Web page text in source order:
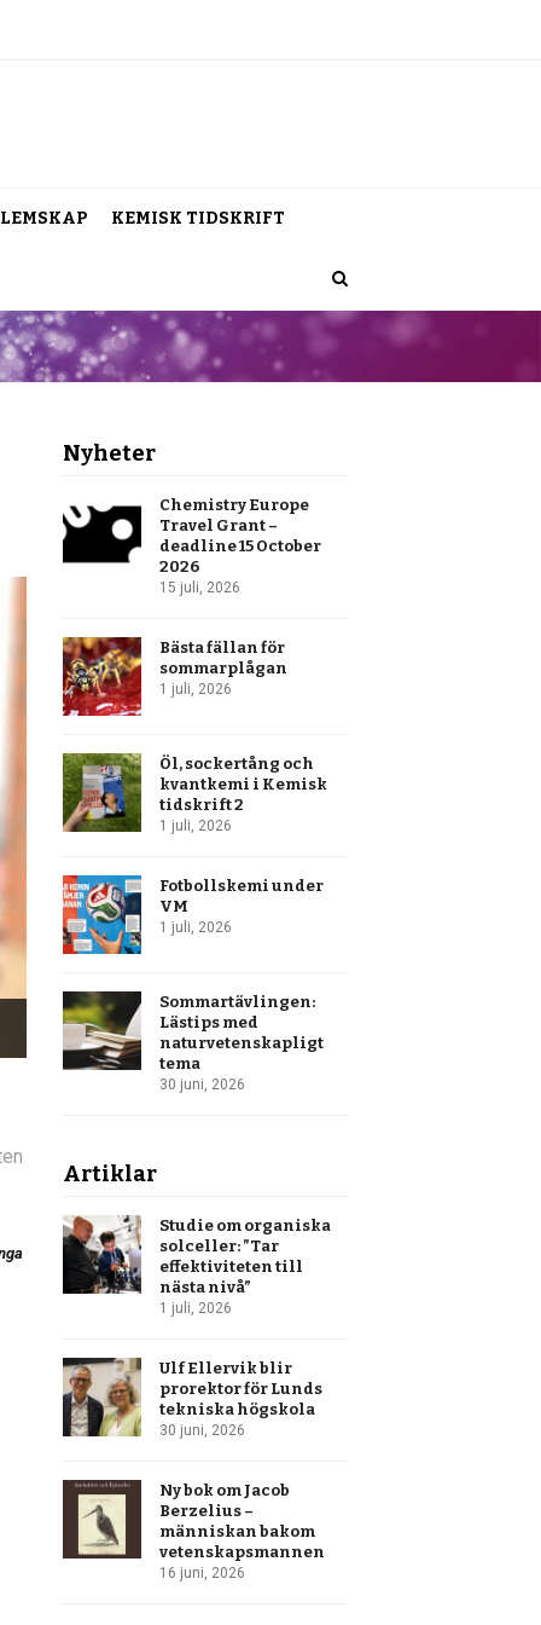
KEMISK TIDSKRIFT
Nyheter
Chemistry Europe
Travel Grant –
deadline 15 October
2026
15 juli, 2026
Bästa fällan för
sommarplågan
1 juli, 2026
Öl, sockertång och
kvantkemi i Kemisk
tidskrift 2
1 juli, 2026
Fotbollskemi under
VM
1 juli, 2026
Sommartävlingen:
Lästips med
naturvetenskapligt
tema
30 juni, 2026
Artiklar
Studie om organiska
solceller: ”Tar
effektiviteten till
nästa nivå”
1 juli, 2026
Ulf Ellervik blir
prorektor för Lunds
tekniska högskola
30 juni, 2026
Ny bok om Jacob
Berzelius –
människan bakom
vetenskapsmannen
16 juni, 2026